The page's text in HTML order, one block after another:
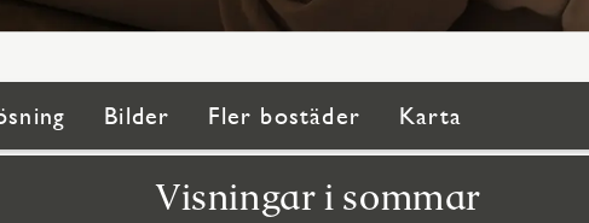
Bilder Fler bostäder Karta
Visningar i sommar